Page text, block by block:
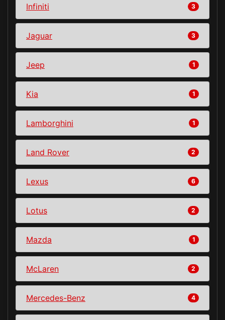
Infiniti 3
Jaguar 3
Jeep 1
Kia 1
Lamborghini 1
Land Rover 2
Lexus 6
Lotus 2
Mazda 1
McLaren 2
Mercedes-Benz 4